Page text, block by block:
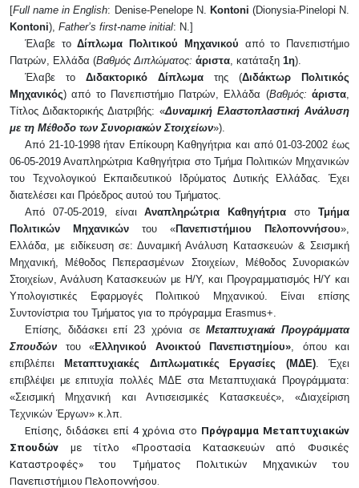
[Full name in English: Denise-Penelope N. Kontoni (Dionysia-Pinelopi N.
Kontoni), Father’s first-name initial: N.]
Έλαβε τοΔίπλωμα Πολιτικού Μηχανικού από το Πανεπιστήμιο
Πατρών, Ελλάδα (Βαθμός Διπλώματος: άριστα , κατάταξη 1η).
Έλαβε το Διδακτορικό Δίπλωματης (Διδάκτωρ Πολιτικός
Μηχανικός) από το Πανεπιστήμιο Πατρών, Ελλάδα (Βαθμός:άριστα
Τίτλος Διδακτορικής Διατριβής: «Δυναμική Ελαστοπλαστική Ανάλυση
με τη Μέθοδο των Συνοριακών Στοιχείων»).
Από 21-10-1998 ήταν Επίκουρη Καθηγήτρια και από 01-03-2002 έως
06-05-2019 Αναπληρώτρια Καθηγήτρια στο Τμήμα Πολιτικών Μηχανικών
του Τεχνολογικού Εκπαιδευτικού Ιδρύματος Δυτικής Ελλάδας. Έχει
διατελέσει και Πρόεδρος αυτού του Τμήματος.
Από 07-05-2019, είναιΑναπληρώτρια Καθηγήτρια στοΤμήμα
Πολιτικών Μηχανικών του «Πανεπιστήμιου Πελοποννήσου»,
Ελλάδα, με ειδίκευση σε: Δυναμική Ανάλυση Κατασκευών & Σεισμική
Μηχανική, Μέθοδος Πεπερασμένων Στοιχείων, Μέθοδος Συνοριακών
Στοιχείων, Ανάλυση Κατασκευών με Η/Υ, και Προγραμματισμός Η/Υ και
Υπολογιστικές Εφαρμογές Πολιτικού Μηχανικού. Είναι επίσης
Συντονίστρια του Τμήματος για το πρόγραμμα Erasmus+.
Επίσης, διδάσκει επί 23 χρόνια σεΜεταπτυχιακά Προγράμματα
Σπουδών του «Ελληνικού Ανοικτού Πανεπιστημίου» , όπου και
επιβλέπει
Μεταπτυχιακές Διπλωματικές Εργασίες (ΜΔΕ). Έχει
επιβλέψει με επιτυχία πολλές ΜΔΕ στα Μεταπτυχιακά Προγράμματα:
«Σεισμική Μηχανική και Αντισεισμικές Κατασκευές», «Διαχείριση
Τεχνικών Έργων» κ.λπ.
Επίσης, διδάσκει επί 4 χρόνια στο Πρόγραμμα Μεταπτυχιακών
Σπουδών με τίτλο «Προστασία Κατασκευών από Φυσικές
Καταστροφές» του Τμήματος Πολιτικών Μηχανικών του
Πανεπιστήμιου Πελοποννήσου.